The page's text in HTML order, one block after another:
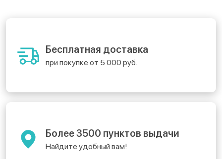
Бесплатная доставка
при покупке от 5 000 руб.
Более 3500 пунктов выдачи
Найдите удобный вам!